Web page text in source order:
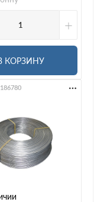
+
КОРЗИНУ